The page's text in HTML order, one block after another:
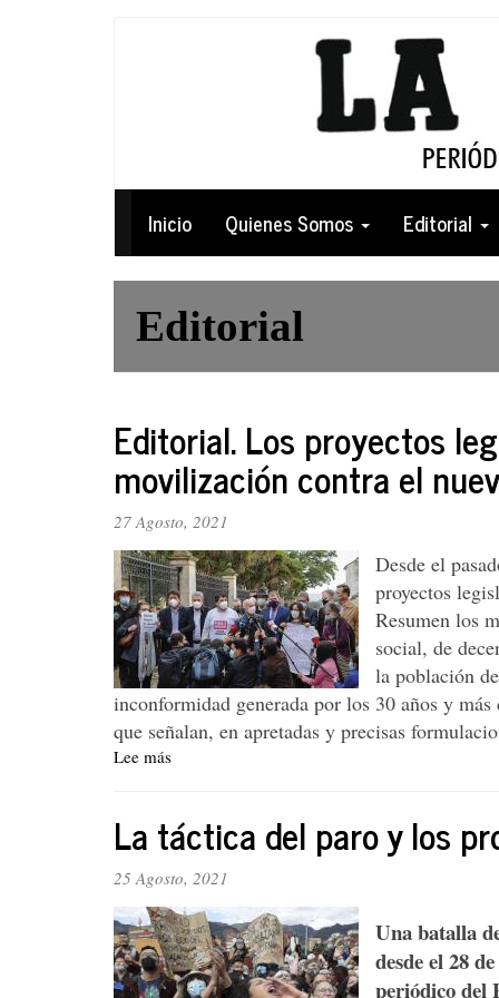
Navegación
principal
Inicio Quienes Somos Editorial
Editorial
Editorial. Los proyectos
movilización contra el
27 Agosto, 2021
Desde el
proyectos
Resumen los
social, de
la población
inconformidad generada por los 30 años y
que señalan, en apretadas y precisas
Lee más
proyectos
legislativos
del
y
la
próxima
movilización
La táctica del paro y los
25 Agosto, 2021
Una batalla
desde el 28
periódico del